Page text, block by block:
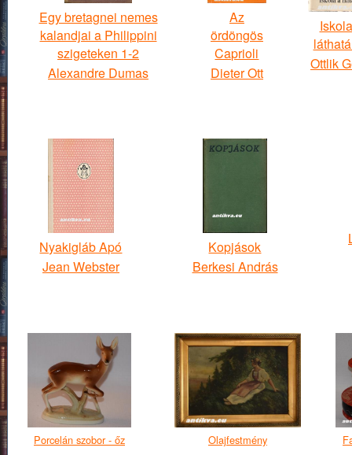
Egy bretagnei nemes
kalandjai a Philippini
szigeteken 1-2
Alexandre Dumas
Az
ördöngös
Caprioli
Dieter Ott
Ottlik
Nyakigláb Apó
Jean Webster
Kopjások
Berkesi András
Porcelán szobor - őz Olajfestmény